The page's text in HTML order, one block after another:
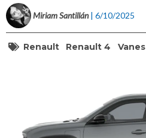
Miriam Santillán | 6/10/2025
Renault Renault 4 Vanes